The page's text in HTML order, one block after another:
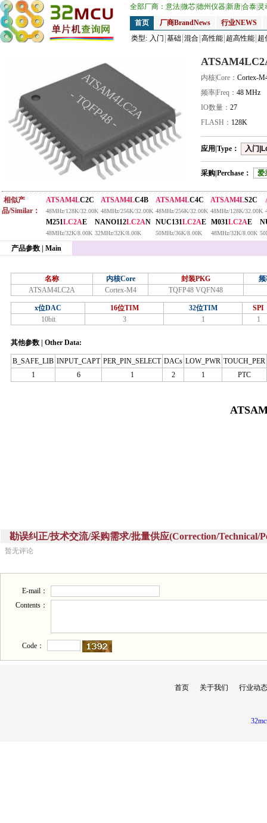
全部厂商： 意法微芯德州仪器新唐合泰 灵
首页
厂商BrandNews
行业NEWS
类型: 入门 基础 混合 高性能 超高性能 超
ATSAM4LC2A
- TQFP48 -
内核|Core： Cortex-
频率|Freq： 48 MHz
IO数量： 27
FLASH： 128K
应用|Type： 入门
采购|Perchase： 爱
相似产
品/Similar：
ATSAM4LC2C
48MHz/128K/32.00K
ATSAM4LC4B
48MHz/256K/32.00K
ATSAM4LC4C
48MHz/256K/32.00K
ATSAM4LS2C
48MHz/128K/32.00K
M251LC2AE
48MHz/32K/8.00K
NANO112LC2AN
32MHz/32K/8.00K
NUC131LC2AE
50MHz/36K/8.00K
M031LC2AE
48MHz/32K/8.00K
产品参数 | Main
名称 内核Core 封装PKG
ATSAM4LC2A
Cortex-M4 TQFP48 VQFN48
x位DAC 16位TIM 32位TIM
SPI
10bit
3 1 1
其他参数 | Other Data:
B_SAFE_LIB INPUT_CAPT PER_PIN_SELECT DACs LOW_PWR TOUCH_PER
1
6 1 2 1 PTC
勘误纠正/技术交流/采购需求/批量供应(Correction/Technical/
暂无评论
E-mail：
Contents：
Code：
首页 关于我们 行业动态